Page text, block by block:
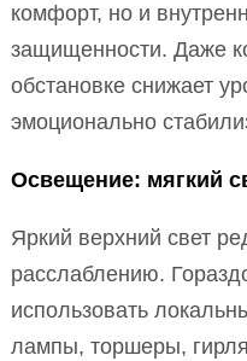
комфорт, но и
защищенности. Даже
обстановке снижает
эмоционально
Освещение: мягкий
Яркий верхний свет
расслаблению.
использовать
лампы, торшеры,